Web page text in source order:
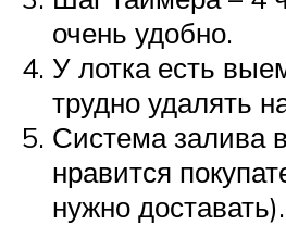
очень удобно.
У лотка есть
трудно удалять
Система залива
нравится
нужно доставать).